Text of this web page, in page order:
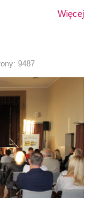
Więcej
9487